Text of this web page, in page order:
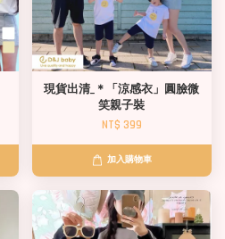
現貨出清_＊「涼感衣」圓臉微
笑親子裝
NT$ 399
加入購物車